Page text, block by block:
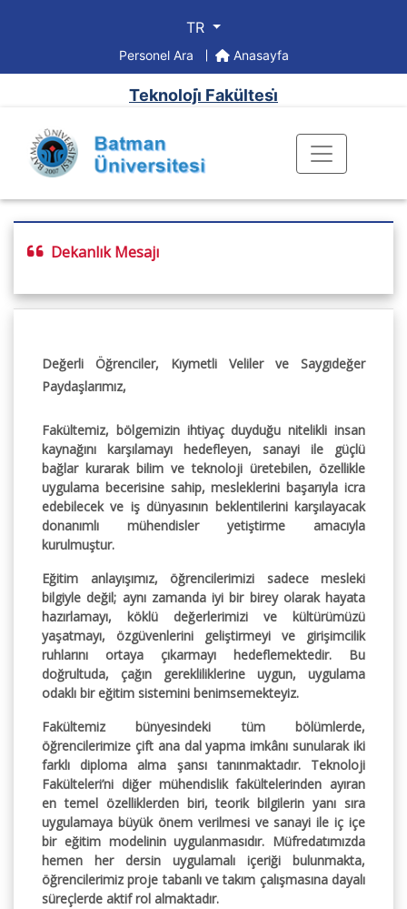
TR
Personel Ara Anasayfa
Teknoloji̇ Fakültesi̇
Dekanlık Mesajı
Değerli Öğrenciler, Kıymetli Veliler ve Saygıdeğer
Paydaşlarımız,
Fakültemiz, bölgemizin ihtiyaç duyduğu nitelikli insan
kaynağını karşılamayı hedefleyen, sanayi ile güçlü
bağlar kurarak bilim ve teknoloji üretebilen, özellikle
uygulama becerisine sahip, mesleklerini başarıyla icra
edebilecek ve iş dünyasının beklentilerini karşılayacak
donanımlı mühendisler yetiştirme amacıyla
kurulmuştur.
Eğitim anlayışımız, öğrencilerimizi sadece mesleki
bilgiyle değil; aynı zamanda iyi bir birey olarak hayata
hazırlamayı, köklü değerlerimizi ve kültürümüzü
yaşatmayı, özgüvenlerini geliştirmeyi ve girişimcilik
ruhlarını ortaya çıkarmayı hedeflemektedir. Bu
doğrultuda, çağın gerekliliklerine uygun, uygulama
odaklı bir eğitim sistemini benimsemekteyiz.
Fakültemiz bünyesindeki tüm bölümlerde,
öğrencilerimize çift ana dal yapma imkânı sunularak iki
farklı diploma alma şansı tanınmaktadır. Teknoloji
Fakülteleri’ni diğer mühendislik fakültelerinden ayıran
en temel özelliklerden biri, teorik bilgilerin yanı sıra
uygulamaya büyük önem verilmesi ve sanayi ile iç içe
bir eğitim modelinin uygulanmasıdır. Müfredatımızda
hemen her dersin uygulamalı içeriği bulunmakta,
öğrencilerimiz proje tabanlı ve takım çalışmasına dayalı
süreçlerde aktif rol almaktadır.